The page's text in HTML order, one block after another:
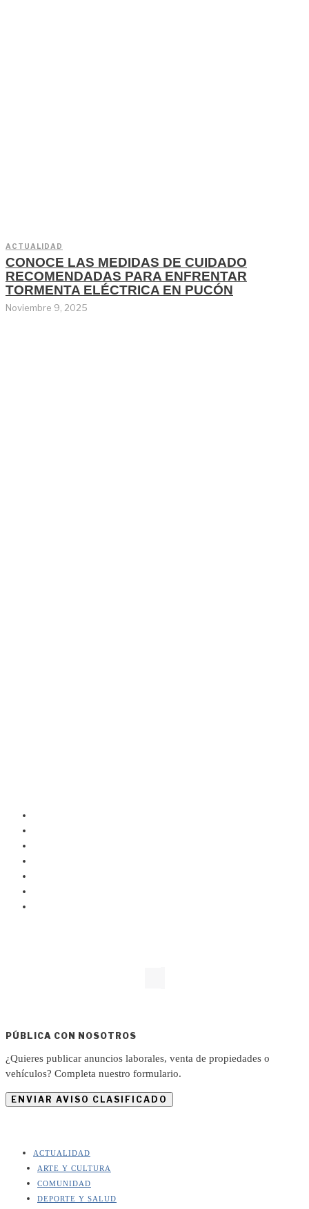
ACTUALIDAD
CONOCE LAS MEDIDAS DE CUIDADO
RECOMENDADAS PARA ENFRENTAR
TORMENTA ELÉCTRICA EN PUCÓN
Noviembre 9, 2025
PÚBLICA CON NOSOTROS
¿Quieres publicar anuncios laborales, venta de propiedades o
vehículos? Completa nuestro formulario.
ENVIAR AVISO CLASIFICADO
ACTUALIDAD
ARTE Y CULTURA
COMUNIDAD
DEPORTE Y SALUD